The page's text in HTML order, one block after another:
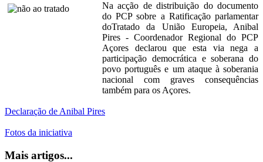
Na acção de distribuição do documento
do PCP sobre a Ratificação parlamentar
doTratado da União Europeia, Anibal
Pires - Coordenador Regional do PCP
Açores declarou que esta via nega a
participação democrática e soberana do
povo português e um ataque à soberania
nacional com graves consequências
também para os Açores.
Declaração de Anibal Pires
Fotos da iniciativa
Mais artigos...